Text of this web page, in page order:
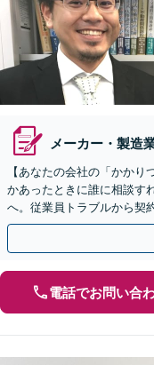
メーカー・製造
【あなたの会社の「かか
かあったときに誰に相談す
へ。従業員トラブルから契
ートします。
電話でお問い合